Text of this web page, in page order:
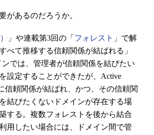
あるのだろうか。
」や連載第3回の「 フォレスト 」で解
べて推移する信頼関係が結ばれる」
では、管理者が信頼関係を結びたい
設定することができたが、Active
信頼関係が結ばれ、かつ、その信頼関
結びたくないドメインが存在する場
する。複数フォレストを後から結合
用したい場合には、ドメイン間で管